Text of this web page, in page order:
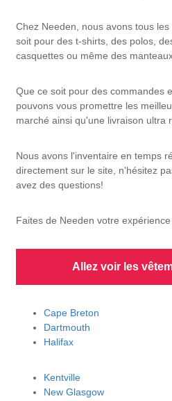
Chez Needen, nous avons tous
soit pour des t-shirts, des polos,
casquettes ou même des
Que ce soit pour des commandes
pouvons vous promettre les
marché ainsi qu'une livraison ultra
Nous avons l'inventaire en temps
directement sur le site, n'hésitez
avez des questions!
Faites de Needen votre
Allez voir les
Cape Breton
Dartmouth
Halifax
Kentville
New Glasgow